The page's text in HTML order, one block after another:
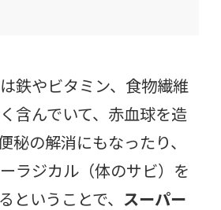
は鉄やビタミン、食物繊維
含んでいて、赤血球を造
秘の解消にもなったり、
ラジカル（体のサビ）を
ということで、 スーパー